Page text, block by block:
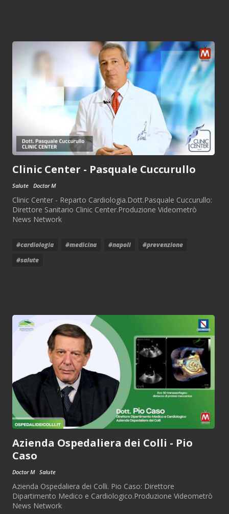
Clinic Center - Pasquale Cuccurullo
Salute Doctor M
Clinic Center - Reparto Cardiologia.Dott.Pasquale Cuccurullo:
Direttore Sanitario Clinic Center.Produzione Videometrò
News Network
#cardiologia #medicina #napoli
#prevenzione
#salute
Azienda Ospedaliera dei Colli - Pio
Caso
Doctor M Salute
Azienda Ospedaliera dei Colli. Pio Caso: Direttore
Dipartimento Medico e Cardiologico.Produzione Videometrò
News Network